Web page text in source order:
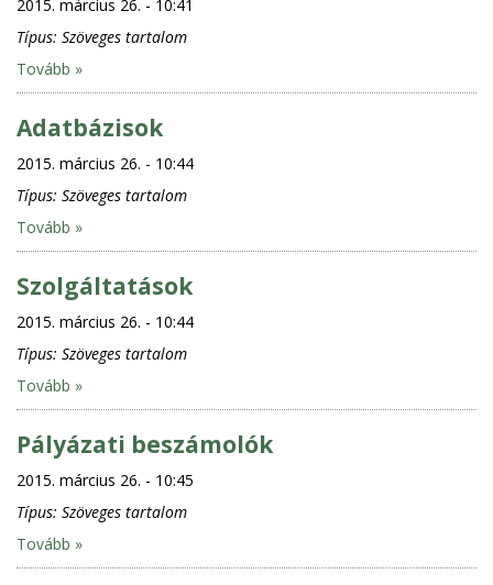
2015. március 26. - 10:41
Típus: Szöveges tartalom
Tovább »
Adatbázisok
2015. március 26. - 10:44
Típus: Szöveges tartalom
Tovább »
Szolgáltatások
2015. március 26. - 10:44
Típus: Szöveges tartalom
Tovább »
Pályázati beszámolók
2015. március 26. - 10:45
Típus: Szöveges tartalom
Tovább »